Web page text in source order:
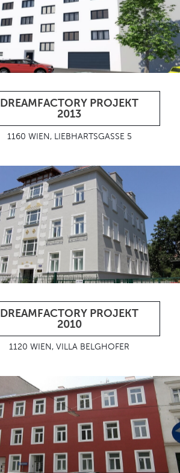
DREAMFACTORY PROJEKT
2013
1160 WIEN, LIEBHARTSGASSE 5
DREAMFACTORY PROJEKT
2010
1120 WIEN, VILLA BELGHOFER